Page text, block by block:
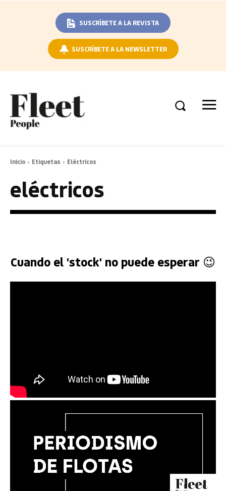
SUSCRÍBETE A LA REVISTA
SUSCRÍBETE A LA NEWSLETTER
Inicio Etiquetas Eléctricos
eléctricos
Cuando el 'stock' no puede esperar 😉